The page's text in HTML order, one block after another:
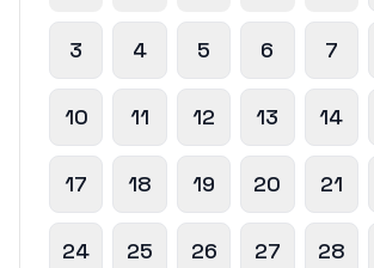
3 4 5 6 7
10 11 12 13 14
17 18 19 20 21
24 25 26 27 28